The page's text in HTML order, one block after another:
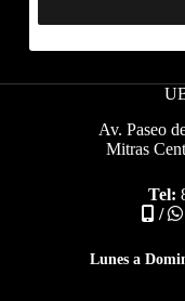
Av. Paseo
Mitras
Tel:
/
Lunes a